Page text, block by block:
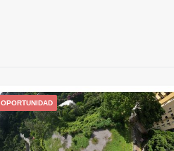
OPORTUNIDAD